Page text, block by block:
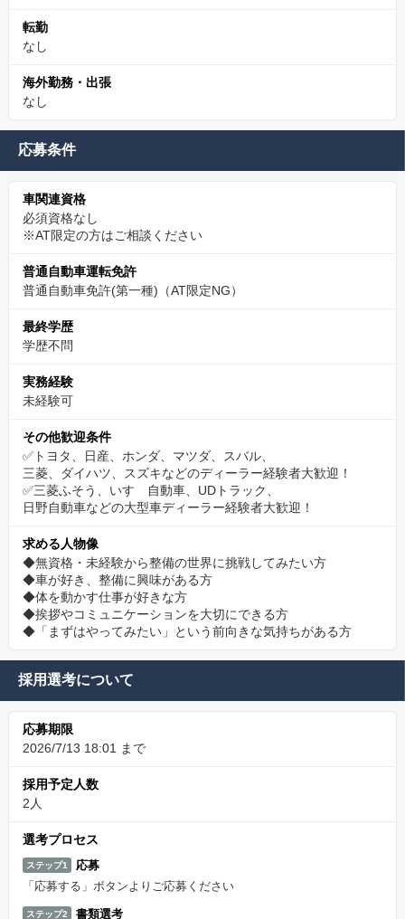
転勤
なし
海外勤務・出張
なし
応募条件
車関連資格
必須資格なし
※AT限定の方はご相談ください
普通自動車運転免許
普通自動車免許(第一種)（AT限定NG）
最終学歴
学歴不問
実務経験
未経験可
その他歓迎条件
✅トヨタ、日産、ホンダ、マツダ、スバル、
三菱、ダイハツ、スズキなどのディーラー経験者大歓迎！
✅三菱ふそう、いすゞ自動車、UDトラック、
日野自動車などの大型車ディーラー経験者大歓迎！
求める人物像
◆無資格・未経験から整備の世界に挑戦してみたい方
◆車が好き、整備に興味がある方
◆体を動かす仕事が好きな方
◆挨拶やコミュニケーションを大切にできる方
◆「まずはやってみたい」という前向きな気持ちがある方
採用選考について
応募期限
2026/7/13 18:01 まで
採用予定人数
2人
選考プロセス
ステップ1
応募
「応募する」ボタンよりご応募ください
ステップ2 書類選考